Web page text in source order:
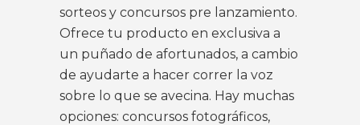
sorteos y concursos pre lanzamiento.
Ofrece tu producto en exclusiva a
un puñado de afortunados, a cambio
de ayudarte a hacer correr la voz
sobre lo que se avecina. Hay muchas
opciones: concursos fotográficos,